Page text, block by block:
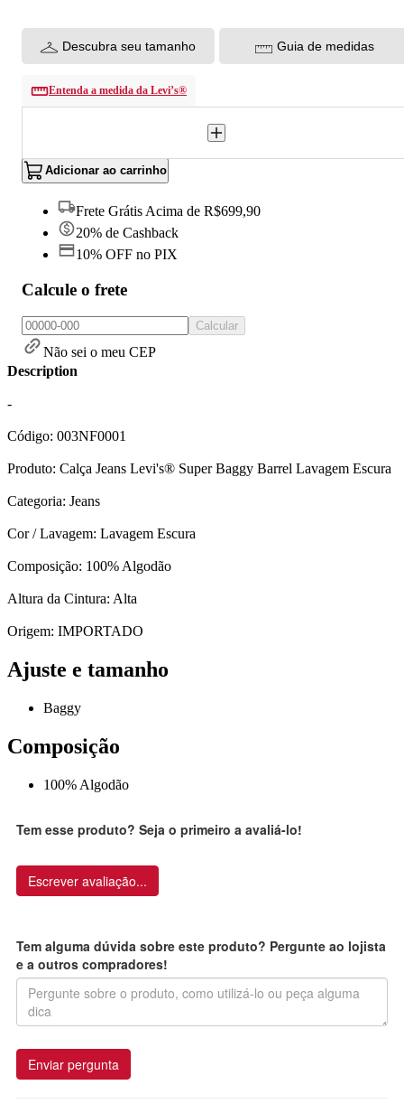
Descubra seu tamanho Guia de medidas
Entenda a medida da Levi’s®
Adicionar ao carrinho
Frete Grátis Acima de R$699,90
20% de Cashback
10% OFF no PIX
Calcule o frete
Calcular
Não sei o meu CEP
Description
-
Código: 003NF0001
Produto: Calça Jeans Levi's® Super Baggy Barrel Lavagem Escura
Categoria: Jeans
Cor / Lavagem: Lavagem Escura
Composição: 100% Algodão
Altura da Cintura: Alta
Origem: IMPORTADO
Ajuste e tamanho
Baggy
Composição
100% Algodão
Tem esse produto? Seja o primeiro a avaliá-lo!
Escrever avaliação...
Tem alguma dúvida sobre este produto? Pergunte ao lojista
e a outros compradores!
Enviar pergunta